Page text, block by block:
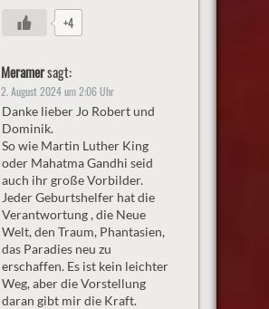
+4
Meramersagt:
2. August 2024 um 2:06 Uhr
Danke lieber Jo Robert und
Dominik.
So wie Martin Luther King
oder Mahatma Gandhi seid
auch ihr große Vorbilder.
Jeder Geburtshelfer hat die
Verantwortung , die Neue
Welt, den Traum, Phantasien,
das Paradies neu zu
erschaffen. Es ist kein leichter
Weg, aber die Vorstellung
daran gibt mir die Kraft.